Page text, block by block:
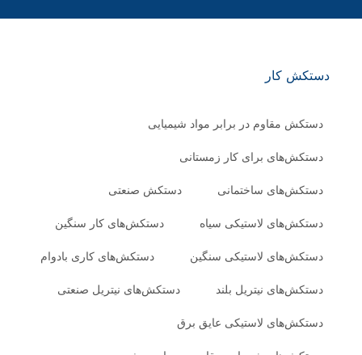
دستکش کار
دستکش مقاوم در برابر مواد شیمیایی
دستکش‌های برای کار زمستانی
دستکش‌های ساختمانی دستکش صنعتی
دستکش‌های لاستیکی سیاه دستکش‌های کار سنگین
دستکش‌های لاستیکی سنگین دستکش‌های کاری بادوام
دستکش‌های نیتریل بلند دستکش‌های نیتریل صنعتی
دستکش‌های لاستیکی عایق برق